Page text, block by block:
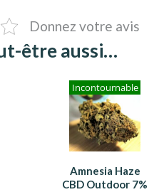
Donnez votre avis
être aussi…
Incontournable
Amnesia Haze
CBD Outdoor 7%